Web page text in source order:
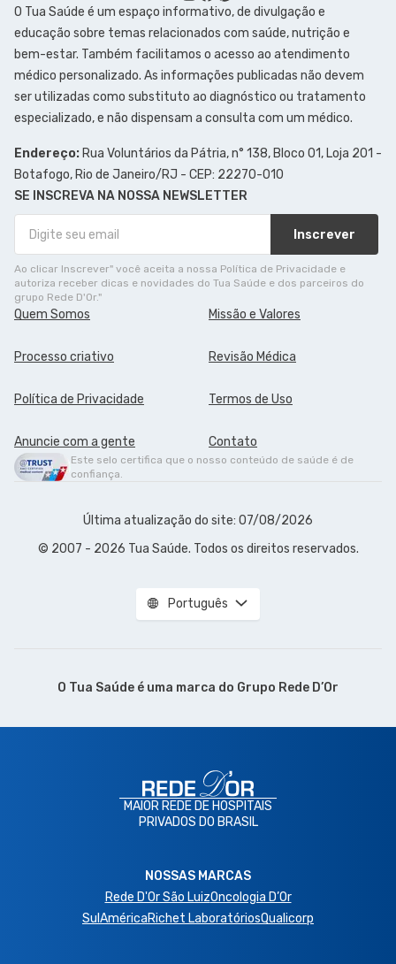
O Tua Saúde é um espaço informativo, de divulgação e
educação sobre temas relacionados com saúde, nutrição e
bem-estar. Também facilitamos o acesso ao atendimento
médico personalizado. As informações publicadas não devem
ser utilizadas como substituto ao diagnóstico ou tratamento
especializado, e não dispensam a consulta com um médico.
Endereço: Rua Voluntários da Pátria, n° 138, Bloco 01, Loja 201 -
Botafogo, Rio de Janeiro/RJ - CEP: 22270-010
SE INSCREVA NA NOSSA NEWSLETTER
Inscrever
Ao clicar Inscrever" você aceita a nossa Política de Privacidade e
autoriza receber dicas e novidades do Tua Saúde e dos parceiros do
grupo Rede D'Or."
Quem Somos Missão e Valores
Processo criativo Revisão Médica
Política de Privacidade Termos de Uso
Anuncie com a gente Contato
Este selo certifica que o nosso conteúdo de saúde é de
confiança.
Última atualização do site: 07/08/2026
© 2007 - 2026 Tua Saúde. Todos os direitos reservados.
Português
O Tua Saúde é uma marca do Grupo Rede D’Or
MAIOR REDE DE HOSPITAIS
PRIVADOS DO BRASIL
NOSSAS MARCAS
Rede D'Or São LuizOncologia D’Or
SulAméricaRichet LaboratóriosQualicorp